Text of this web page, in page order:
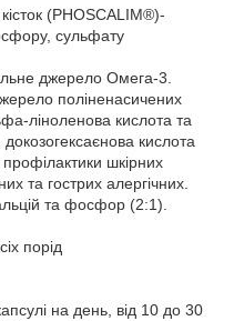
(PHOSCALIM®)-
сульфату
джерело Oмега-3.
поліненасичених
ліноленова кислота та
кислота
шкірних
та гострих алергічних.
та фосфор (2:1).
порід
на день, від 10 до 30